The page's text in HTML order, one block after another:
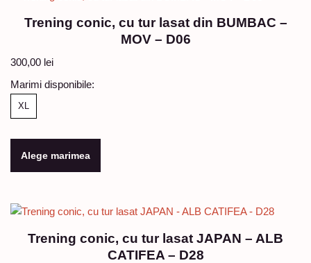
Trening conic, cu tur lasat din BUMBAC –
MOV – D06
300,00 lei
Marimi disponibile:
XL
Alege marimea
Trening conic, cu tur lasat JAPAN – ALB
CATIFEA – D28